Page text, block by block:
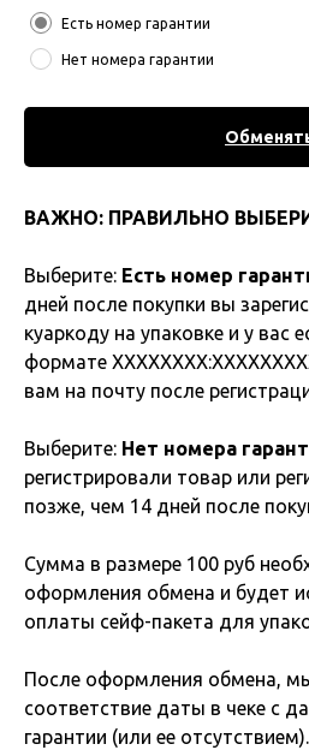
Есть номер гарантии
Нет номера гарантии
ВАЖНО: ПРАВИЛЬНО
Выберите: Есть номер
дней после покупки вы
куаркоду на упаковке и у вас
формате
вам на почту после
Выберите: Нет номера
регистрировали товар или
позже, чем 14 дней после
Сумма в размере 100 руб
оформления обмена и будет
оплаты сейф-пакета для
После оформления обмена,
соответствие даты в чеке с
гарантии (или ее